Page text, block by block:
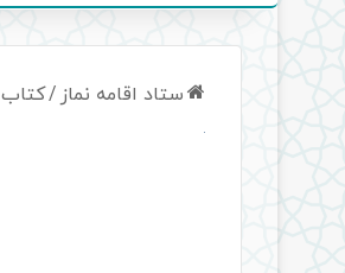
ستاد اقامه نماز /کتاب